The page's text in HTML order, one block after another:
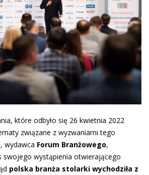
które odbyło się 26 kwietnia 2022
związane z wyzwaniami tego
, wydawca Forum Branżowego,
swojego wystąpienia otwierającego
polska branża stolarki wychodziła z